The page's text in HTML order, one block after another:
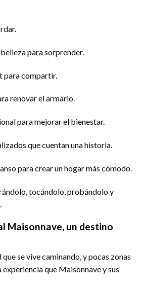
para sorprender.
para compartir.
renovar el armario.
para mejorar el bienestar.
que cuentan una historia.
para crear un hogar más cómodo.
tocándolo, probándolo y
Maisonnave, un destino
se vive caminando, y pocas zonas
que Maisonnave y sus